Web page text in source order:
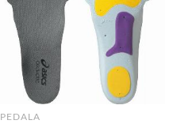
PEDALA